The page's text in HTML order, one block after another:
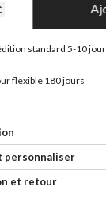
standard 5-10
flexible 180 jours
personnaliser
et retour